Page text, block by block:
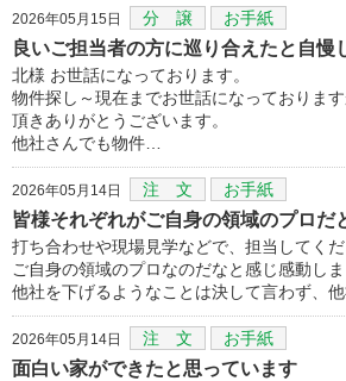
2026年05月15日 分 譲 お手紙
良いご担当者の方に巡り合えたと自慢
北様 お世話になっております。
物件探し～現在までお世話になっておりま
頂きありがとうございます。
他社さんでも物件…
2026年05月14日 注 文 お手紙
皆様それぞれがご自身の領域のプロだ
打ち合わせや現場見学などで、担当してく
ご自身の領域のプロなのだなと感じ感動しま
他社を下げるようなことは決して言わず、
2026年05月14日 注 文 お手紙
面白い家ができたと思っています